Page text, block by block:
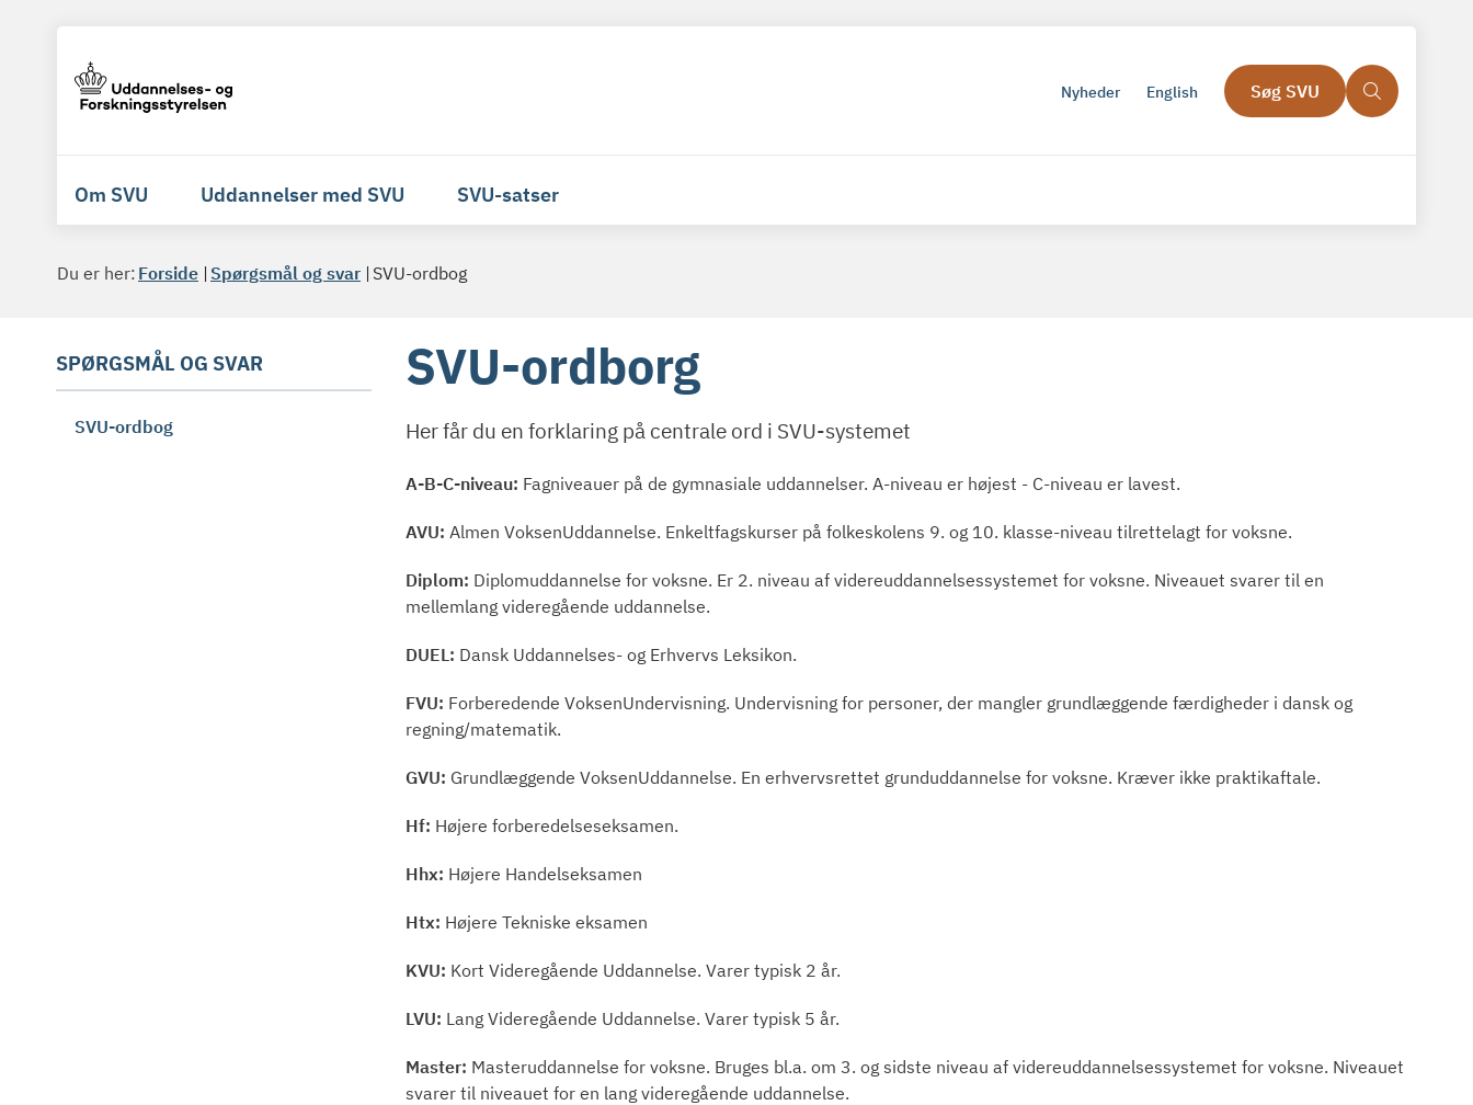
Nyheder English Søg SVU
Om SVU Uddannelser med SVU SVU-satser
Du er her: Forside Spørgsmål og svar SVU-ordbog
SPØRGSMÅL OG SVAR
SVU-ordbog
SVU-ordborg
Her får du en forklaring på centrale ord i SVU-systemet
A-B-C-niveau: Fagniveauer på de gymnasiale uddannelser. A-niveau er højest - C-niveau er lavest.
AVU: Almen VoksenUddannelse. Enkeltfagskurser på folkeskolens 9. og 10. klasse-niveau tilrettelagt for voksne.
Diplom: Diplomuddannelse for voksne. Er 2. niveau af videreuddannelsessystemet for voksne. Niveauet svarer til en
mellemlang videregående uddannelse.
DUEL: Dansk Uddannelses- og Erhvervs Leksikon.
FVU: Forberedende VoksenUndervisning. Undervisning for personer, der mangler grundlæggende færdigheder i dansk og
regning/matematik.
GVU: Grundlæggende VoksenUddannelse. En erhvervsrettet grunduddannelse for voksne. Kræver ikke praktikaftale.
Hf: Højere forberedelseseksamen.
Hhx: Højere Handelseksamen
Htx: Højere Tekniske eksamen
KVU: Kort Videregående Uddannelse. Varer typisk 2 år.
LVU: Lang Videregående Uddannelse. Varer typisk 5 år.
Master: Masteruddannelse for voksne. Bruges bl.a. om 3. og sidste niveau af videreuddannelsessystemet for voksne. Niveauet
svarer til niveauet for en lang videregående uddannelse.